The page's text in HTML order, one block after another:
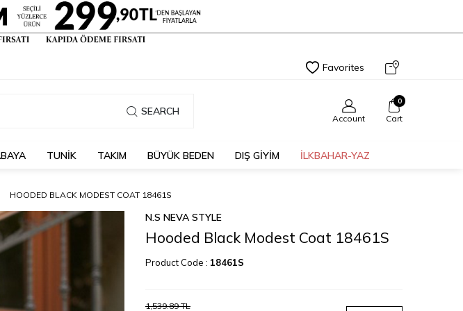
Favorites
SEARCH
Account
0
Cart
TUNİK TAKIM BÜYÜK BEDEN DIŞ GİYİM İLKBAHAR-YAZ
HOODED BLACK MODEST COAT 18461S
N.S NEVA STYLE
Hooded Black Modest Coat 18461S
Product Code : 18461S
1,539.89TL